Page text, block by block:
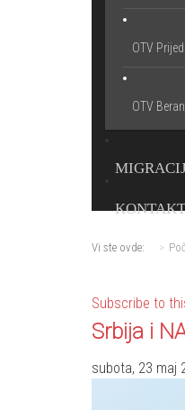
OTV
OTV
KONTAKT
Vi ste ovde:
Subscribe to
Srbija i
subota, 23 maj